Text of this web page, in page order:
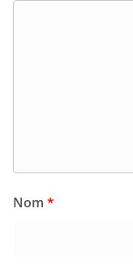
Nom *